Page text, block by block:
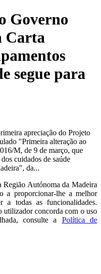
Governo
Carta
segue para
apreciação do Projeto
"Primeira alteração ao
M, de 9 de março, que
cuidados de saúde
da...
Região Autónoma da Madeira
a proporcionar-lhe a melhor
a todas as funcionalidades.
utilizador concorda com o uso
consulte a
Política de